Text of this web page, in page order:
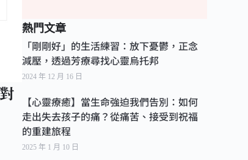
熱門文章
「剛剛好」的生活練習：放下憂鬱，正念
減壓，透過芳療尋找心靈烏托邦
2024 年 12 月 16 日
【心靈療癒】當生命強迫我們告別：如何
走出失去孩子的痛？從痛苦、接受到祝福
的重建旅程
2025 年 1 月 10 日